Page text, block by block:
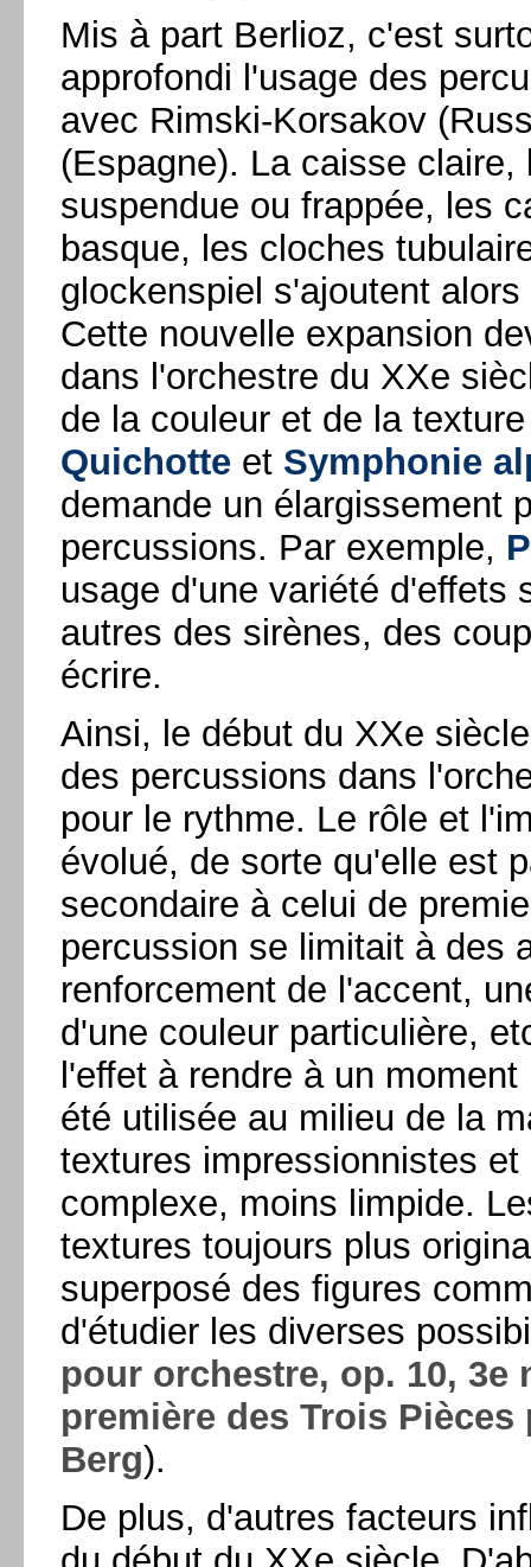
Mis à part Berlioz, c'est
approfondi l'usage des
avec Rimski-Korsakov
(Espagne). La caisse
suspendue ou frappée, les
basque, les cloches
glockenspiel s'ajoutent
Cette nouvelle expansion
dans l'orchestre du XXe
de la couleur et de la
Quichotte et Symphonie
demande un élargissement
percussions. Par exemple,
usage d'une variété d'effets
autres des sirènes, des
écrire.
Ainsi, le début du XXe
des percussions dans
pour le rythme. Le rôle et
évolué, de sorte qu'elle est
secondaire à celui de
percussion se limitait à des
renforcement de l'accent,
d'une couleur particulière,
l'effet à rendre à un
été utilisée au milieu de la
textures impressionnistes
complexe, moins limpide.
textures toujours plus
superposé des figures
d'étudier les diverses
pour orchestre, op. 10, 3e
première des Trois
Berg).
De plus, d'autres facteurs